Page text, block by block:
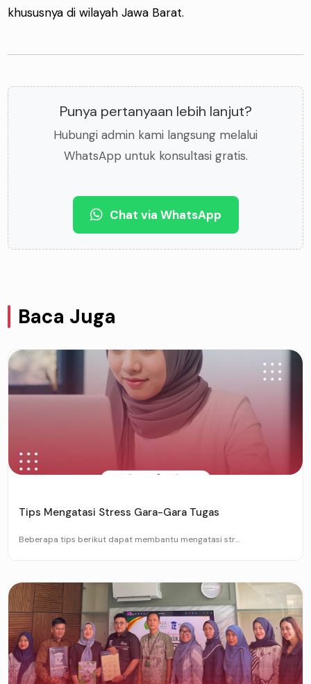
khususnya di wilayah Jawa Barat.
Punya pertanyaan lebih lanjut?
Hubungi admin kami langsung melalui
WhatsApp untuk konsultasi gratis.
Chat via WhatsApp
Baca Juga
Tips Mengatasi Stress Gara-Gara Tugas
Beberapa tips berikut dapat membantu mengatasi str...